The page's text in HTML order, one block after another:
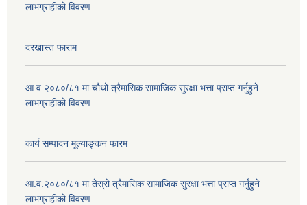
लाभग्राहीको विवरण
दरखास्त फाराम
आ.व.२०८०/८१ मा चौथो त्रैमासिक सामाजिक सुरक्षा भत्ता प्राप्त गर्नुहुने
लाभग्राहीको विवरण
कार्य सम्पादन मूल्याङ्कन फारम
आ.व.२०८०/८१ मा तेस्रो त्रैमासिक सामाजिक सुरक्षा भत्ता प्राप्त गर्नुहुने
लाभग्राहीको विवरण